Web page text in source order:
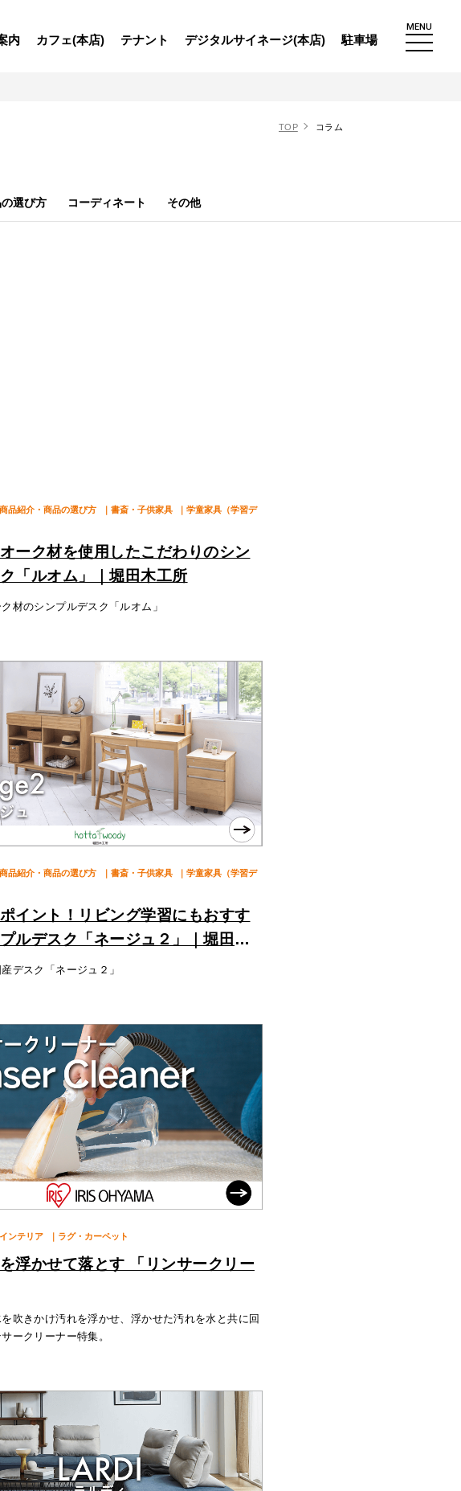
内 カフェ(本店) テナント デジタルサイネージ(本店) 駐車場
MENU
TOP コラム
選び方 コーディネート その他
商品紹介・商品の選び方 ｜書斎・子供家具
｜学童家具（学習デ
ーク材を使用したこだわりのシン
「ルオム」｜堀田木工所
材のシンプルデスク「ルオム」
商品紹介・商品の選び方 ｜書斎・子供家具
｜学童家具（学習デ
イント！リビング学習にもおすす
ルデスク「ネージュ２」｜堀田木
デスク「ネージュ２」
インテリア ｜ラグ・カーペット
浮かせて落とす 「リンサークリー
吹きかけ汚れを浮かせ、浮かせた汚れを水と共に回
ークリーナー特集。